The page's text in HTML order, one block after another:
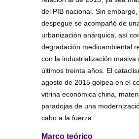
del PIB nacional. Sin
despegue se acompañó de
urbanización anárquica, así
degradación medioambiental
con la industrialización masiva
últimos treinta años. El
agosto de 2015 golpea en el
vitrina económica china,
paradojas de una
cabo a la fuerza.
Marco teórico